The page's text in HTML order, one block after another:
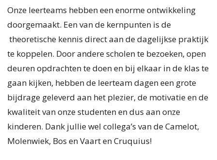
Onze leerteams hebben een enorme ontwikkeling
doorgemaakt. Een van de kernpunten is de
theoretische kennis direct aan de dagelijkse praktijk
te koppelen. Door andere scholen te bezoeken, open
deuren opdrachten te doen en bij elkaar in de klas te
gaan kijken, hebben de leerteam dagen een grote
bijdrage geleverd aan het plezier, de motivatie en de
kwaliteit van onze studenten en dus aan onze
kinderen. Dank jullie wel collega’s van de Camelot,
Molenwiek, Bos en Vaart en Cruquius!